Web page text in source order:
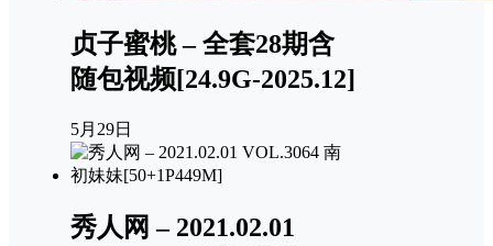
贞子蜜桃 – 全套28期含
随包视频[24.9G-2025.12]
5月29日
秀人网 – 2021.02.01